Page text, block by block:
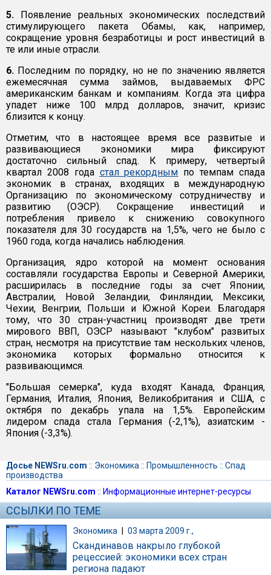
5. Появление реальных экономических последствий
стимулирующего пакета Обамы, как, например,
сокращение уровня безработицы и рост инвестиций в
те или иные отрасли.
6. Последним по порядку, но не по значению является
ежемесячная сумма займов, выдаваемых ФРС
американским банкам и компаниям. Когда эта цифра
упадет ниже 100 млрд долларов, значит, кризис
близится к концу.
Отметим, что в настоящее время все развитые и
развивающиеся экономики мира фиксируют
достаточно сильный спад. К примеру, четвертый
квартал 2008 года стал рекордным по темпам спада
экономик в странах, входящих в международную
Организацию по экономическому сотрудничеству и
развитию (ОЭСР). Сокращение инвестиций и
потребления привело к снижению совокупного
показателя для 30 государств на 1,5%, чего не было с
1960 года, когда начались наблюдения.
Организация, ядро которой на момент основания
составляли государства Европы и Северной Америки,
расширилась в последние годы за счет Японии,
Австралии, Новой Зеландии, Финляндии, Мексики,
Чехии, Венгрии, Польши и Южной Кореи. Благодаря
тому, что 30 стран-участниц производят две трети
мирового ВВП, ОЭСР называют "клубом" развитых
стран, несмотря на присутствие там нескольких членов,
экономика которых формально относится к
развивающимся.
"Большая семерка", куда входят Канада, Франция,
Германия, Италия, Япония, Великобритания и США, с
октября по декабрь упала на 1,5%. Европейским
лидером спада стала Германия (-2,1%), азиатским -
Япония (-3,3%).
Досье NEWSru.com :: Экономика :: Промышленность :: Спад
производства
Каталог NEWSru.com :: Информационные интернет-ресурсы
ССЫЛКИ ПО ТЕМЕ
Экономика | 03 марта 2009 г.,
Скандинавов накрыло глубокой
рецессией: экономики всех стран
региона падают